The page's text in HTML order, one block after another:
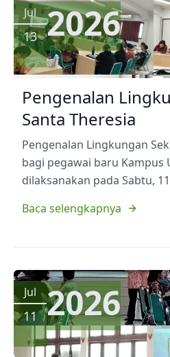
Jul
13 2026
Pengenalan
Santa Theresia
Pengenalan Lingkungan
bagi pegawai baru Kampus
dilaksanakan pada Sabtu,
Baca selengkapnya
Jul
11 2026